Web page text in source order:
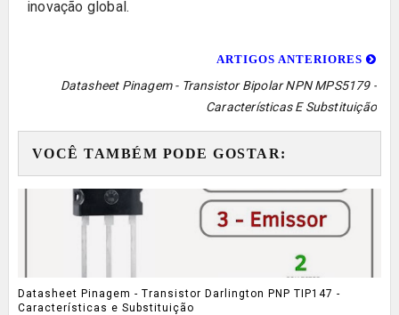
inovação global.
ARTIGOS ANTERIORES
Datasheet Pinagem - Transistor Bipolar NPN MPS5179 -
Características E Substituição
VOCÊ TAMBÉM PODE GOSTAR:
Datasheet Pinagem - Transistor Darlington PNP TIP147 -
Características e Substituição